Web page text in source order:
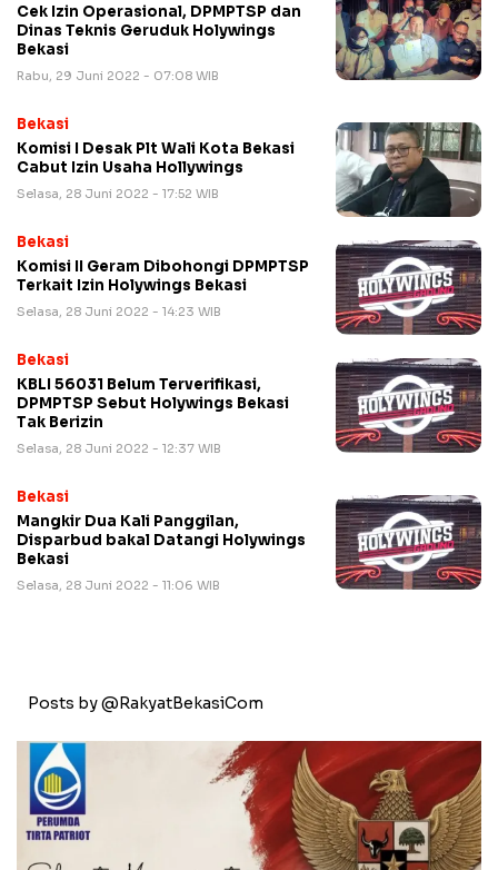
Cek Izin Operasional, DPMPTSP dan
Dinas Teknis Geruduk Holywings
Bekasi
Rabu, 29 Juni 2022 - 07:08 WIB
Bekasi
Komisi I Desak Plt Wali Kota Bekasi
Cabut Izin Usaha Hollywings
Selasa, 28 Juni 2022 - 17:52 WIB
Bekasi
Komisi II Geram Dibohongi DPMPTSP
Terkait Izin Holywings Bekasi
Selasa, 28 Juni 2022 - 14:23 WIB
Bekasi
KBLI 56031 Belum Terverifikasi,
DPMPTSP Sebut Holywings Bekasi
Tak Berizin
Selasa, 28 Juni 2022 - 12:37 WIB
Bekasi
Mangkir Dua Kali Panggilan,
Disparbud bakal Datangi Holywings
Bekasi
Selasa, 28 Juni 2022 - 11:06 WIB
Posts by @RakyatBekasiCom